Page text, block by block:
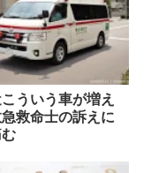
こういう車が増え
救命士の訴えに